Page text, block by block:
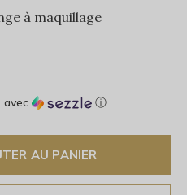
à maquillage
avec ⓘ
AU PANIER